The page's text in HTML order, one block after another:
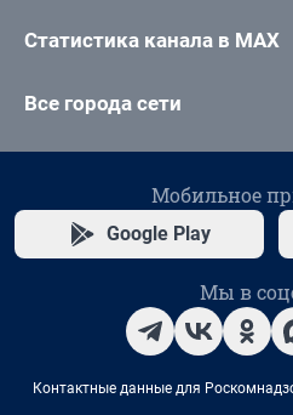
Статистика канала в MAX
Все города сети
Мобильное
Google Play
Мы в
Контактные данные для